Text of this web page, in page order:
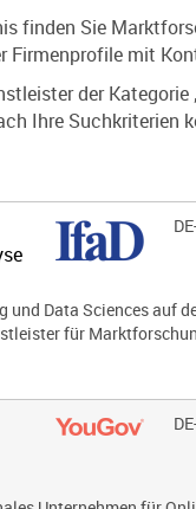
finden Sie
Firmenprofile mit
der
Ihre
Data Sciences auf
für